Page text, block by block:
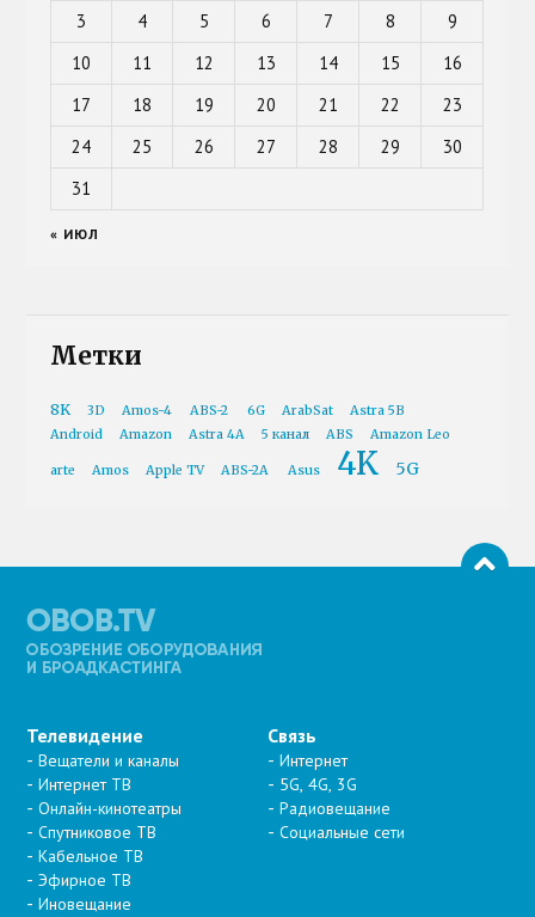
3
4 5 6 7 8
9
10
11 12 13 14 15
16
17
18 19 20 21 22
23
24
25 26 27 28 29
30
31
« ИЮЛ
Метки
8K 3D Amos-4 ABS-2 6G ArabSat
Astra 5B
Android
Amazon Astra 4A 5 канал ABS Amazon Leo
arte Amos Apple TV ABS-2A Asus 4K 5G
Телевидение
Вещатели и каналы
Интернет ТВ
Онлайн-кинотеатры
Спутниковое ТВ
Кабельное ТВ
Эфирное ТВ
Иновещание
Связь
Интернет
5G, 4G, 3G
Радиовещание
Социальные сети